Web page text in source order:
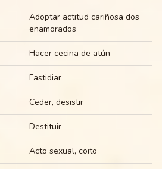
Adoptar actitud cariñosa dos
enamorados
Hacer cecina de atún
Fastidiar
Ceder, desistir
Destituir
Acto sexual, coito